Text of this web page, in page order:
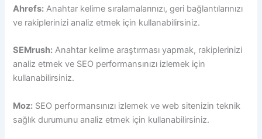
Ahrefs: Anahtar kelime sıralamalarınızı, geri bağlantılarınızı
ve rakiplerinizi analiz etmek için kullanabilirsiniz.
SEMrush: Anahtar kelime araştırması yapmak, rakiplerinizi
analiz etmek ve SEO performansınızı izlemek için
kullanabilirsiniz.
Moz: SEO performansınızı izlemek ve web sitenizin teknik
sağlık durumunu analiz etmek için kullanabilirsiniz.